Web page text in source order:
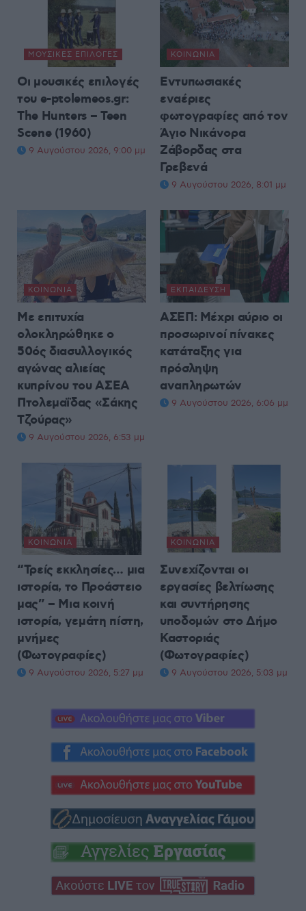
ΜΟΥΣΙΚΈΣ ΕΠΙΛΟΓΈΣ
Οι μουσικές επιλογές
του e-ptolemeos.gr:
The Hunters – Teen
Scene (1960)
9 Αυγούστου 2026, 9:00 μμ
ΚΟΙΝΩΝΊΑ
Εντυπωσιακές
εναέριες
φωτογραφίες από τον
Άγιο Νικάνορα
Ζάβορδας στα
Γρεβενά
9 Αυγούστου 2026, 8:01 μμ
ΚΟΙΝΩΝΊΑ
Με επιτυχία
ολοκληρώθηκε ο
50ός διασυλλογικός
αγώνας αλιείας
κυπρίνου του ΑΣΕΑ
Πτολεμαΐδας «Σάκης
Τζούρας»
9 Αυγούστου 2026, 6:53 μμ
ΕΚΠΑΊΔΕΥΣΗ
ΑΣΕΠ: Μέχρι αύριο οι
προσωρινοί πίνακες
κατάταξης για
πρόσληψη
αναπληρωτών
9 Αυγούστου 2026, 6:06 μμ
ΚΟΙΝΩΝΊΑ
“Τρείς εκκλησίες… μια
ιστορία, το Προάστειο
μας” – Μια κοινή
ιστορία, γεμάτη πίστη,
μνήμες
(Φωτογραφίες)
9 Αυγούστου 2026, 5:27 μμ
ΚΟΙΝΩΝΊΑ
Συνεχίζονται οι
εργασίες βελτίωσης
και συντήρησης
υποδομών στο Δήμο
Καστοριάς
(Φωτογραφίες)
9 Αυγούστου 2026, 5:03 μμ